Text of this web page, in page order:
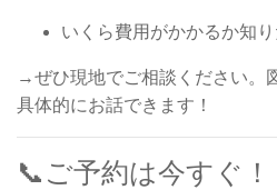
いくら費用がかかるか知
→ぜひ現地でご相談ください。
具体的にお話できます！
📞ご予約は今すぐ！